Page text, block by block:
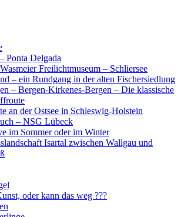
Ponta Delgada
Freilichtmuseum – Schliersee
– ein Rundgang in der alten Fischersiedlung
– Bergen-Kirkenes-Bergen – Die klassische
an der Ostsee in Schleswig-Holstein
– NSG Lübeck
im Sommer oder im Winter
Isartal zwischen Wallgau und
oder kann das weg ???